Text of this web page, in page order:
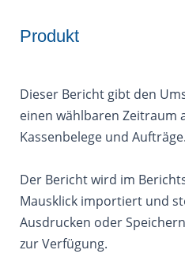
Produkt
Dieser Bericht gibt den
einen wählbaren Zeitraum
Kassenbelege und Aufträge.
Der Bericht wird im
Mausklick importiert und
Ausdrucken oder
zur Verfügung.